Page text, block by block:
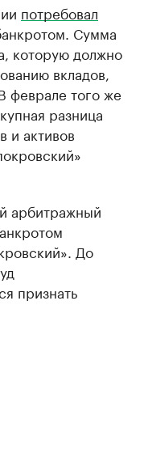
потребовал
Сумма
которую должно
вкладов,
феврале того же
разница
и активов
арбитражный
До
признать